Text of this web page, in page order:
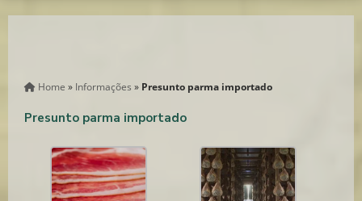
Home » Informações » Presunto parma importado
Presunto parma importado